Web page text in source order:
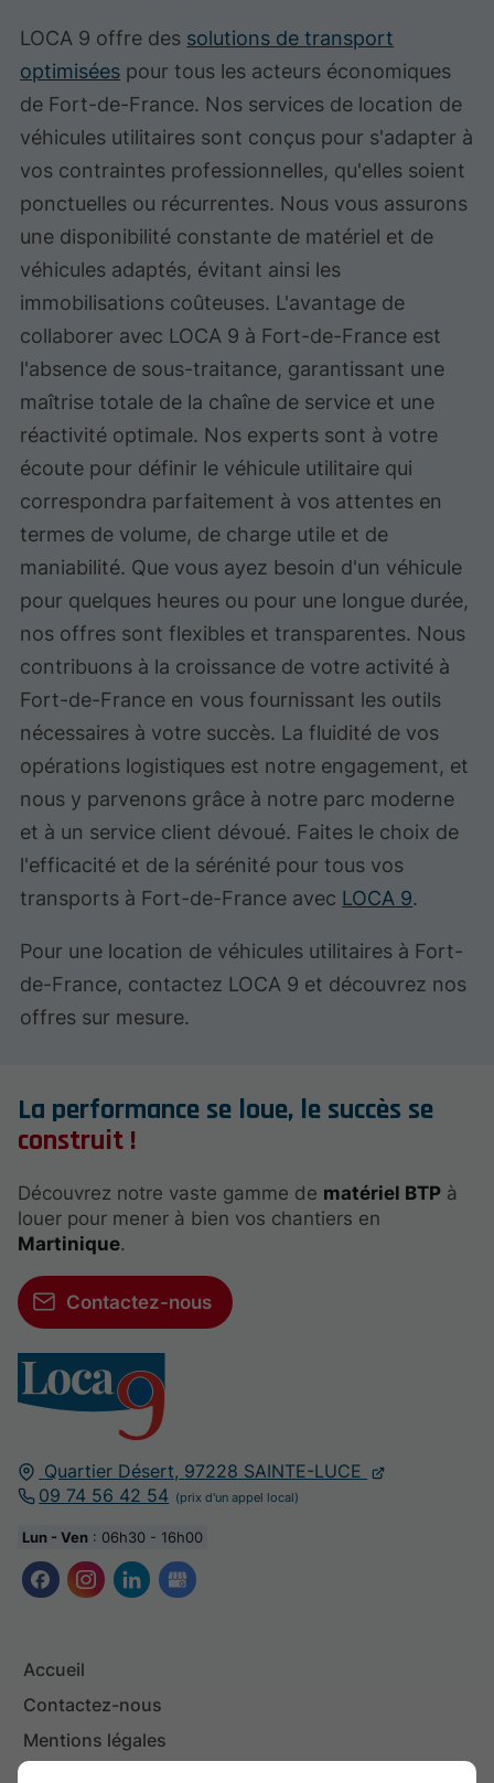
LOCA 9 offre des solutions de transport
optimisées pour tous les acteurs économiques
de Fort-de-France. Nos services de location de
véhicules utilitaires sont conçus pour s'adapter à
vos contraintes professionnelles, qu'elles soient
ponctuelles ou récurrentes. Nous vous assurons
une disponibilité constante de matériel et de
véhicules adaptés, évitant ainsi les
immobilisations coûteuses. L'avantage de
collaborer avec LOCA 9 à Fort-de-France est
l'absence de sous-traitance, garantissant une
maîtrise totale de la chaîne de service et une
réactivité optimale. Nos experts sont à votre
écoute pour définir le véhicule utilitaire qui
correspondra parfaitement à vos attentes en
termes de volume, de charge utile et de
maniabilité. Que vous ayez besoin d'un véhicule
pour quelques heures ou pour une longue durée,
nos offres sont flexibles et transparentes. Nous
contribuons à la croissance de votre activité à
Fort-de-France en vous fournissant les outils
nécessaires à votre succès. La fluidité de vos
opérations logistiques est notre engagement, et
nous y parvenons grâce à notre parc moderne
et à un service client dévoué. Faites le choix de
l'efficacité et de la sérénité pour tous vos
transports à Fort-de-France avec LOCA 9.
Pour une location de véhicules utilitaires à Fort-
de-France, contactez LOCA 9 et découvrez nos
offres sur mesure.
Quartier Désert, 97228 SAINTE-LUCE
09 74 56 42 54
Lun - Ven : 06h30 - 16h00
Accueil
Contactez-nous
Mentions légales
La performance se loue, le succès se
construit !
Découvrez notre vaste gamme de matériel BTP à
louer pour mener à bien vos chantiers en
Martinique.
Contactez-nous